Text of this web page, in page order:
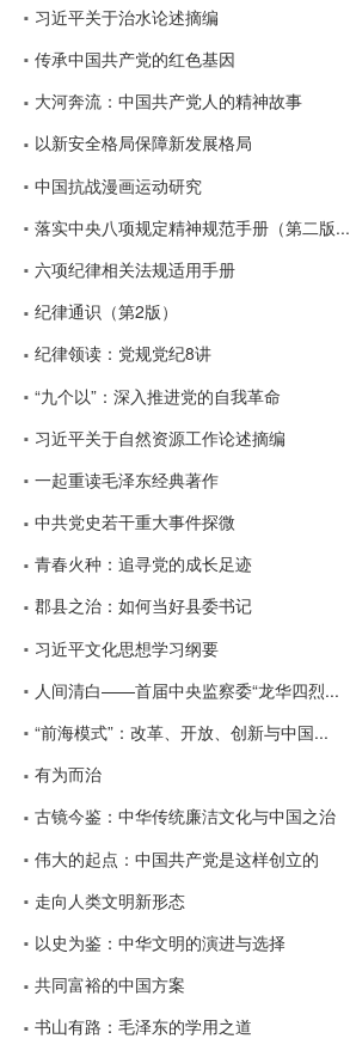
习近平关于治水论述摘编
传承中国共产党的红色基因
大河奔流：中国共产党人的精神故事
以新安全格局保障新发展格局
中国抗战漫画运动研究
落实中央八项规定精神规范手册（第二版...
六项纪律相关法规适用手册
纪律通识（第2版）
纪律领读：党规党纪8讲
“九个以”：深入推进党的自我革命
习近平关于自然资源工作论述摘编
一起重读毛泽东经典著作
中共党史若干重大事件探微
青春火种：追寻党的成长足迹
郡县之治：如何当好县委书记
习近平文化思想学习纲要
人间清白——首届中央监察委“龙华四烈...
“前海模式”：改革、开放、创新与中国...
有为而治
古镜今鉴：中华传统廉洁文化与中国之治
伟大的起点：中国共产党是这样创立的
走向人类文明新形态
以史为鉴：中华文明的演进与选择
共同富裕的中国方案
书山有路：毛泽东的学用之道